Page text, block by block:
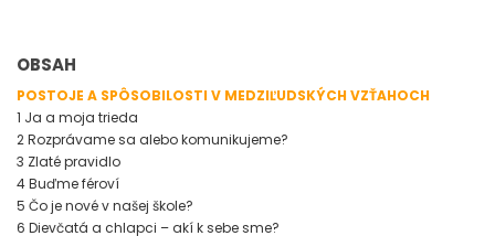
OBSAH
POSTOJE A SPÔSOBILOSTI V MEDZIĽUDSKÝCH VZŤAHOCH
1 Ja a moja trieda
2 Rozprávame sa alebo komunikujeme?
3 Zlaté pravidlo
4 Buďme féroví
5 Čo je nové v našej škole?
6 Dievčatá a chlapci – akí k sebe sme?